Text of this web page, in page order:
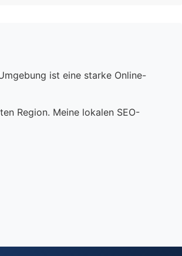
ist eine starke Online-
Region. Meine lokalen SEO-